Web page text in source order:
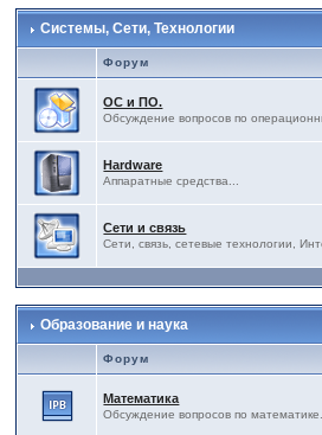
Системы, Сети, Технологии
Форум
ОС и ПО.
Обсуждение вопросов по
Hardware
Аппаратные средства...
Сети и связь
Сети, связь, сетевые технологии,
Образование и наука
Форум
Математика
Обсуждение вопросов по